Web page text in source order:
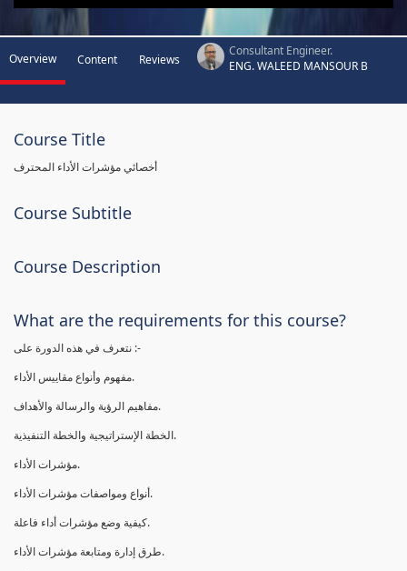
Overview Content Reviews
Consultant Engineer.
ENG. WALEED MANSOUR B
Course Title
أخصائي مؤشرات الأداء المحترف
Course Subtitle
Course Description
What are the requirements for this course?
نتعرف في هذه الدورة على :-
مفهوم وأنواع مقاييس الأداء.
مفاهيم الرؤية والرسالة والأهداف.
الخطة الإستراتيجية والخطة التنفيذية.
مؤشرات الأداء.
أنواع ومواصفات مؤشرات الأداء.
كيفية وضع مؤشرات أداء فاعلة.
طرق إدارة ومتابعة مؤشرات الأداء.